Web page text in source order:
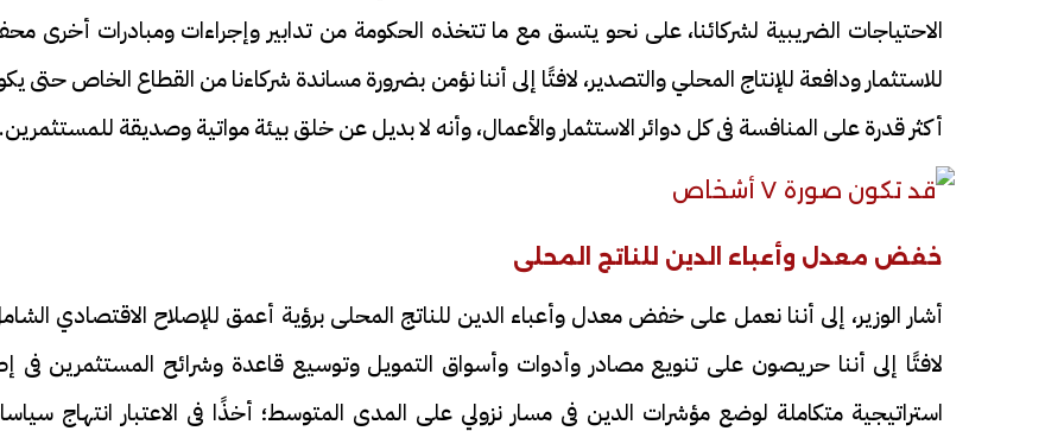
الاحتياجات الضريبية لشركائنا، على نحو يتسق مع ما تتخذه الحكومة من تدابير وإجراءات ومبادرات أخرى
للاستثمار ودافعة للإنتاج المحلي والتصدير، لافتًا إلى أننا نؤمن بضرورة مساندة شركاءنا من القطاع الخاص حتى
أكثر قدرة على المنافسة فى كل دوائر الاستثمار والأعمال، وأنه لا بديل عن خلق بيئة مواتية وصديقة للمستثمرين.
خفض معدل وأعباء الدين للناتج المحلى
أشار الوزير، إلى أننا نعمل على خفض معدل وأعباء الدين للناتج المحلى برؤية أعمق للإصلاح الاقتصادي
لافتًا إلى أننا حريصون على تنويع مصادر وأدوات وأسواق التمويل وتوسيع قاعدة وشرائح المستثمرين فى
استراتيجية متكاملة لوضع مؤشرات الدين فى مسار نزولي على المدى المتوسط؛ أخذًا فى الاعتبار انتهاج
فيديو فيديو